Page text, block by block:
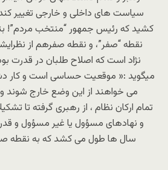
سياست های داخلی و خارجی تغيير
کشيد که رئيس جمهور “منتخب مردم”!
نقطه “صفر”، و نقطه صفرهم از
نژاد است که اصلاح طلبان در قدرت
ميگويد :« موقعيت حساسی است و کار
می خواهند از اين وضع خارج شوند و
تمام ارکان نظام ، از رهبری گرفته تا
و نهادهای مسؤول يا غير مسؤول و
سال ها طول می کشد که به نقطه صفر